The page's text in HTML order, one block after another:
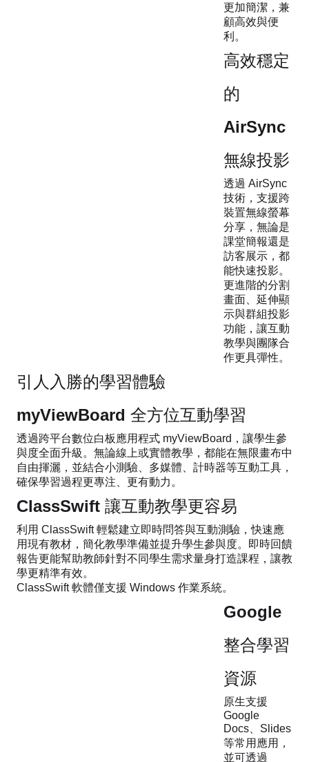
更加簡潔，兼
顧高效與便
利。
高效穩定
的
AirSync
無線投影
透過 AirSync
技術，支援跨
裝置無線螢幕
分享，無論是
課堂簡報還是
訪客展示，都
能快速投影。
更進階的分割
畫面、延伸顯
示與群組投影
功能，讓互動
教學與團隊合
作更具彈性。
引人入勝的學習體驗
myViewBoard 全方位互動學習
透過跨平台數位白板應用程式 myViewBoard，讓學生參
與度全面升級。無論線上或實體教學，都能在無限畫布中
自由揮灑，並結合小測驗、多媒體、計時器等互動工具，
確保學習過程更專注、更有動力。
ClassSwift 讓互動教學更容易
利用 ClassSwift 輕鬆建立即時問答與互動測驗，快速應
用現有教材，簡化教學準備並提升學生參與度。即時回饋
報告更能幫助教師針對不同學生需求量身打造課程，讓教
學更精準有效。
ClassSwift 軟體僅支援 Windows 作業系統。
Google
整合學習
資源
原生支援
Google
Docs、Slides
等常用應用，
並可透過